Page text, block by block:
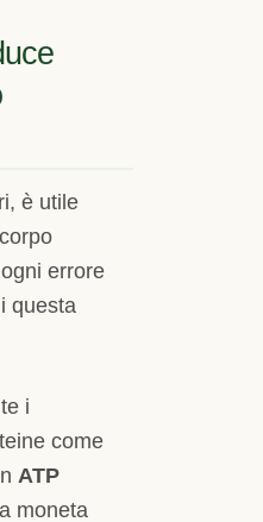
è utile
errore
questa
i
come
ATP
moneta